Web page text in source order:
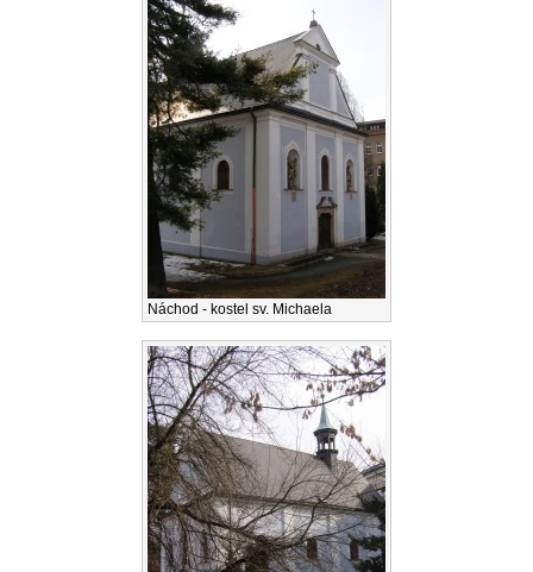
Náchod - kostel sv. Michaela